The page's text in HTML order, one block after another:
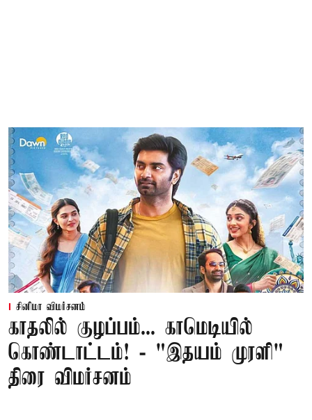
சினிமா விமர்சனம்
காதலில் குழப்பம்... காமெடியில்
கொண்டாட்டம்! - "இதயம் முரளி"
திரை விமர்சனம்